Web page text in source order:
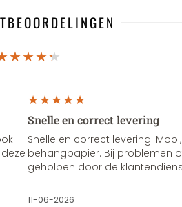
Snelle en correct levering
Snelle en correct levering.
behangpapier. Bij problemen
geholpen door de
11-06-2026